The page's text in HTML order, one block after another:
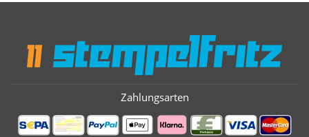
Zahlungsarten